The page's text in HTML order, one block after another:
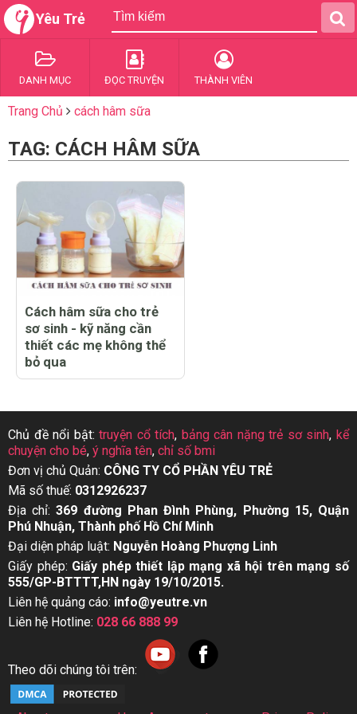
Yêu Trẻ
DANH MỤC ĐỌC TRUYỆN THÀNH VIÊN
Trang Chủ cách hâm sữa
TAG: CÁCH HÂM SỮA
Cách hâm sữa cho trẻ
sơ sinh - kỹ năng cần
thiết các mẹ không thể
bỏ qua
Chủ đề nổi bật:truyện cổ tích, bảng cân nặng trẻ sơ sinh,kể
chuyện cho bé, ý nghĩa tên, chỉ số bmi
Đơn vị chủ Quản: CÔNG TY CỔ PHẦN YÊU TRẺ
Mã số thuế: 0312926237
Địa chỉ:369 đường Phan Đình Phùng, Phường 15, Quận
Phú Nhuận, Thành phố Hồ Chí Minh
Đại diện pháp luật: Nguyễn Hoàng Phượng Linh
Giấy phép: Giấy phép thiết lập mạng xã hội trên mạng số
555/GP-BTTTT,HN ngày 19/10/2015.
Liên hệ quảng cáo: info@yeutre.vn
Liên hệ Hotline: 028 66 888 99
Theo dõi chúng tôi trên: